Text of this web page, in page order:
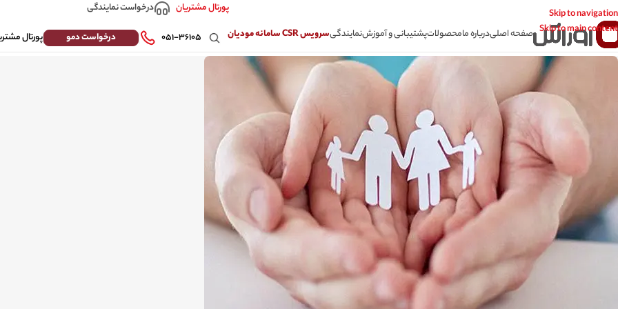
Skip to navigation
Skip to main content
پورتال مشتریان
درخواست نمایندگی
صفحه اصلیدرباره مامحصولاتپشتیبانی و آموزشنمایندگیسرویس CSR سامانه مودیان ۰۵۱-۳۶۱۰۵ درخواست دمو پورتال